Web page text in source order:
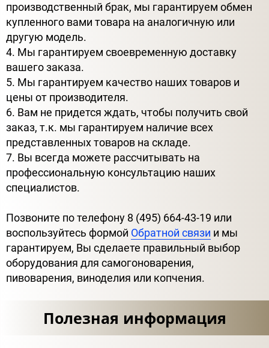
производственный брак, мы гарантируем обмен
купленного вами товара на аналогичную или
другую модель.
4. Мы гарантируем своевременную доставку
вашего заказа.
5. Мы гарантируем качество наших товаров и
цены от производителя.
6. Вам не придется ждать, чтобы получить свой
заказ, т.к. мы гарантируем наличие всех
представленных товаров на складе.
7. Вы всегда можете рассчитывать на
профессиональную консультацию наших
специалистов.
Позвоните по телефону 8 (495) 664-43-19 или
воспользуйтесь формой Обратной связи и мы
гарантируем, Вы сделаете правильный выбор
оборудования для самогоноварения,
пивоварения, виноделия или копчения.
Полезная информация